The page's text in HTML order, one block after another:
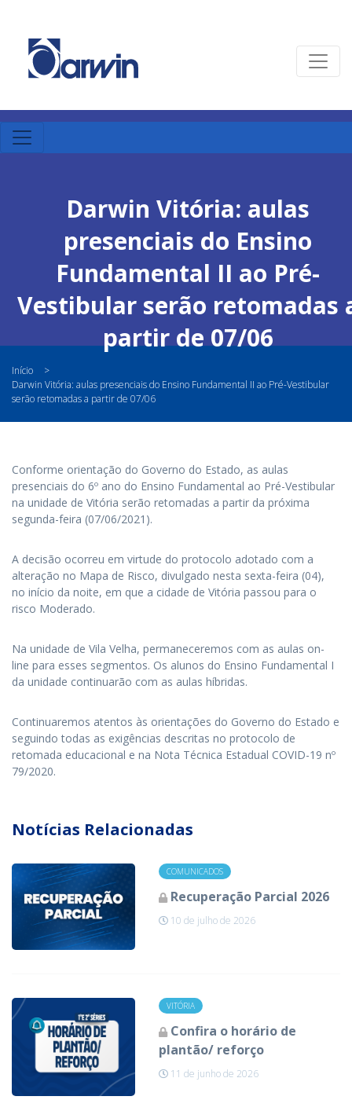
Darwin Vitória: aulas
presenciais do Ensino
Fundamental II ao Pré-
Vestibular serão retomadas
partir de 07/06
Início
>
Darwin Vitória: aulas presenciais do Ensino Fundamental II ao Pré-Vestibular
serão retomadas a partir de 07/06
Conforme orientação do Governo do Estado, as aulas
presenciais do 6º ano do Ensino Fundamental ao Pré-Vestibular
na unidade de Vitória serão retomadas a partir da próxima
segunda-feira (07/06/2021).
A decisão ocorreu em virtude do protocolo adotado com a
alteração no Mapa de Risco, divulgado nesta sexta-feira (04),
no início da noite, em que a cidade de Vitória passou para o
risco Moderado.
Na unidade de Vila Velha, permaneceremos com as aulas on-
line para esses segmentos. Os alunos do Ensino Fundamental I
da unidade continuarão com as aulas híbridas.
Continuaremos atentos às orientações do Governo do Estado e
seguindo todas as exigências descritas no protocolo de
retomada educacional e na Nota Técnica Estadual COVID-19 nº
79/2020.
Notícias Relacionadas
COMUNICADOS
Recuperação Parcial 2026
10 de julho de 2026
VITÓRIA
Confira o horário de
plantão/ reforço
11 de junho de 2026